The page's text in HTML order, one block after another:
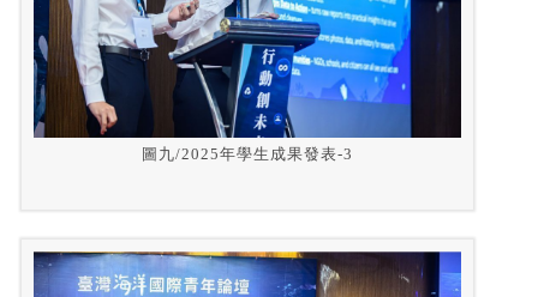
圖九/2025年學生成果發表-3